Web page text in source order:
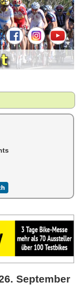
September